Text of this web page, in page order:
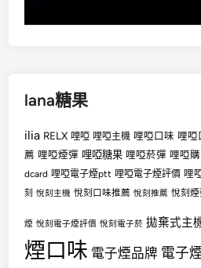
lana糖果
ilia RELX 哩啞 哩啞主機 哩啞口味 哩啞
薦 哩啞煙彈 哩啞糖果 哩啞菸彈 哩啞
dcard 哩啞電子煙ptt 哩啞電子煙評價 哩
刻 悅刻主機 悅刻口味推薦 悅刻推薦 悅刻
煙 悅刻電子煙評價 悅刻電子菸 拋棄式主
煙口味 電子煙品牌 電子